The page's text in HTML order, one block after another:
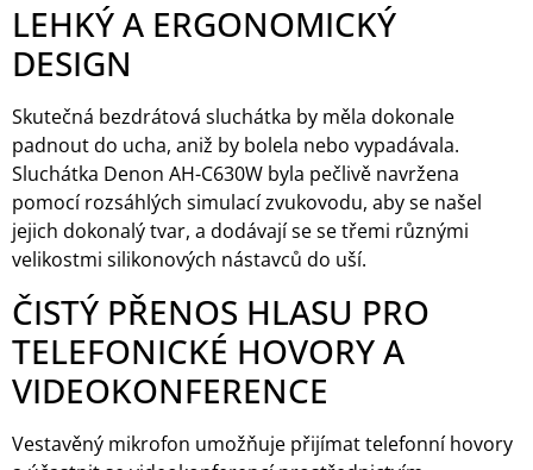
LEHKÝ A ERGONOMICKÝ
DESIGN
Skutečná bezdrátová sluchátka by měla dokonale
padnout do ucha, aniž by bolela nebo vypadávala.
Sluchátka Denon AH-C630W byla pečlivě navržena
pomocí rozsáhlých simulací zvukovodu, aby se našel
jejich dokonalý tvar, a dodávají se se třemi různými
velikostmi silikonových nástavců do uší.
ČISTÝ PŘENOS HLASU PRO
TELEFONICKÉ HOVORY A
VIDEOKONFERENCE
Vestavěný mikrofon umožňuje přijímat telefonní hovory